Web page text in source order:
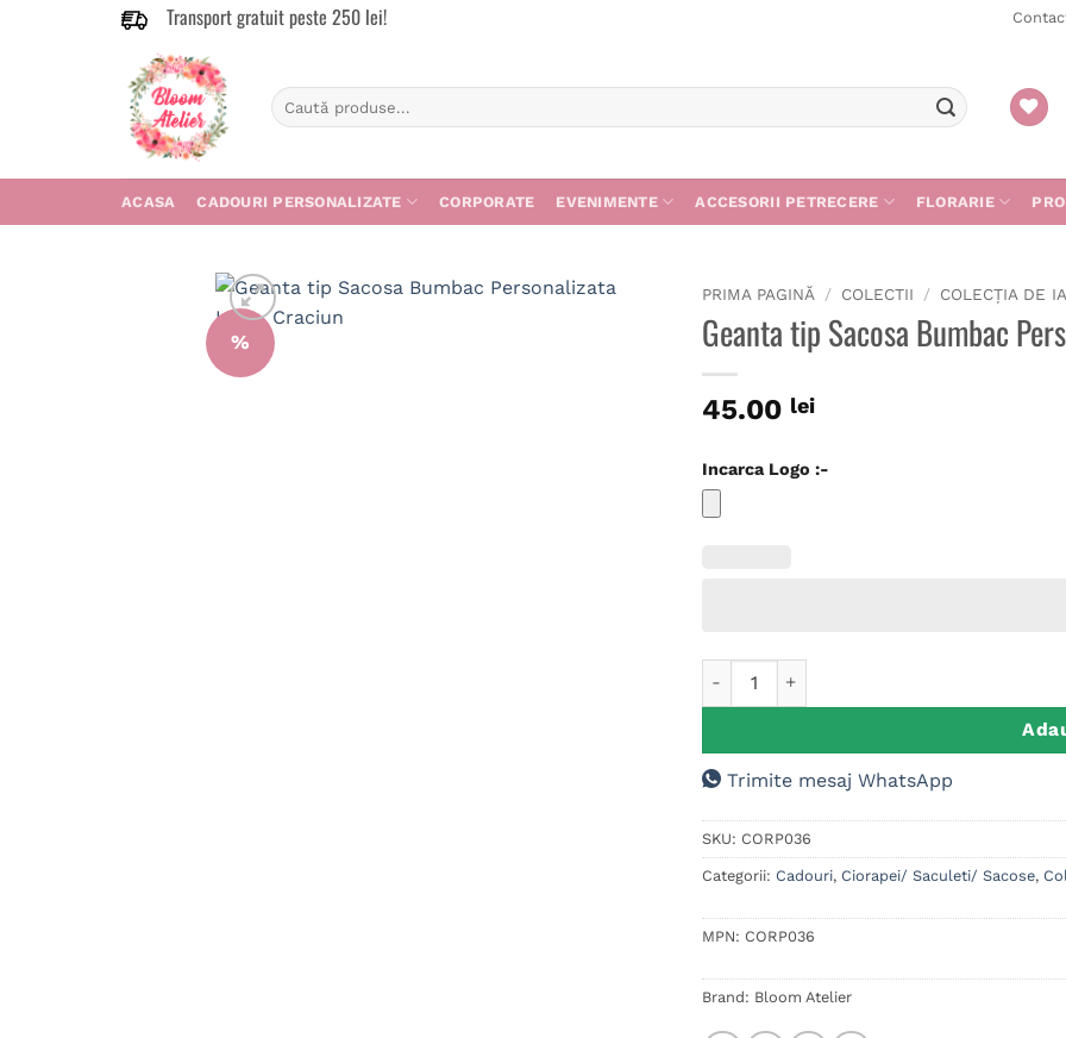
Transport gratuit peste 250 lei!
Caută
după:
ACASA CADOURI PERSONALIZATE CORPORATE EVENIMENTE ACCESORII PETRECERE FLORARIE
%
PRIMA PAGINĂ / COLECTII / COLECȚIA DE
Geanta tip Sacosa Bumbac
45.00 lei
Incarca Logo :-
Trimite mesaj WhatsApp
SKU: CORP036
Categorii: Cadouri, Ciorapei/ Saculeti/ Sacose,
MPN: CORP036
Brand: Bloom Atelier